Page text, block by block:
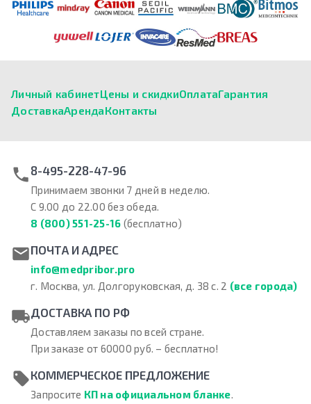
Личный кабинетЦены и скидкиОплатаГарантия
ДоставкаАрендаКонтакты
8-495-228-47-96
Принимаем звонки 7 дней в неделю.
С 9.00 до 22.00 без обеда.
8 (800) 551-25-16 (бесплатно)
ПОЧТА И АДРЕС
info@medpribor.pro
г. Москва, ул. Долгоруковская, д. 38 с. 2 (все города)
ДОСТАВКА ПО РФ
Доставляем заказы по всей стране.
При заказе от 60000 руб. – бесплатно!
КОММЕРЧЕСКОЕ ПРЕДЛОЖЕНИЕ
Запросите КП на официальном бланке.